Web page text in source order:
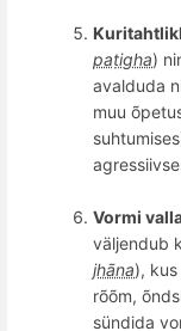
paṭigha)
avalduda
muu
Vormi
väljendub
jhāna),
rõõm, õ
sündida